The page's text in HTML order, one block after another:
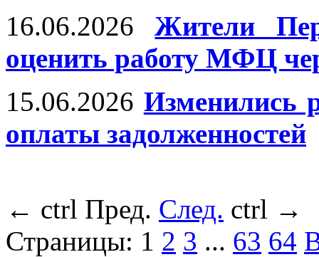
16.06.2026
Жители
оценить работу МФЦ
15.06.2026 Изменились
оплаты задолженностей
← ctrl Пред. След. ctrl →
Страницы: 1 2 3 ... 63 64